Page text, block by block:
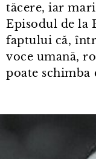
tăcere, iar
Episodul de la
faptului că,
voce umană,
poate